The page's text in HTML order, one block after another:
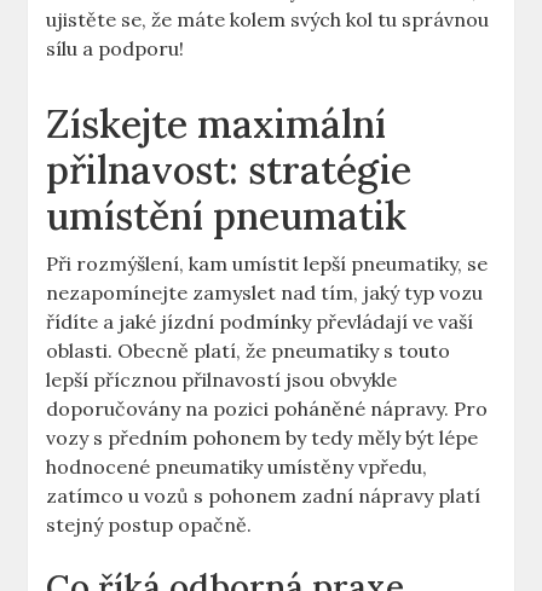
ujistěte se, že máte kolem svých kol tu správnou
sílu a podporu!
Získejte maximální
přilnavost: stratégie
umístění pneumatik
Při rozmýšlení, kam umístit lepší pneumatiky, se
nezapomínejte zamyslet nad tím, jaký typ vozu
řídíte a jaké jízdní podmínky převládají ve vaší
oblasti. Obecně platí, že pneumatiky s touto
lepší přícznou přilnavostí jsou obvykle
doporučovány na pozici poháněné nápravy. Pro
vozy s předním pohonem by tedy měly být lépe
hodnocené pneumatiky umístěny vpředu,
zatímco u vozů s pohonem zadní nápravy platí
stejný postup opačně.